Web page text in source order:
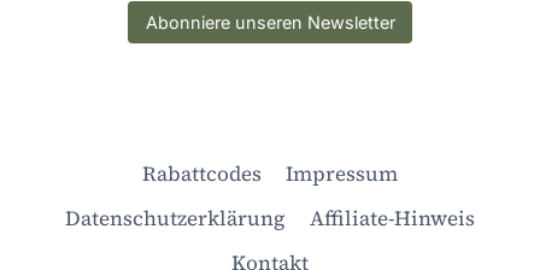
Abonniere unseren Newsletter
Rabattcodes
Impressum
Datenschutzerklärung
Affiliate-Hinweis
Kontakt